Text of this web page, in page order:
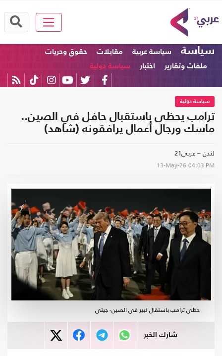
سياسة سياسة عربية مقابلات
حقوق وحريات
ملفات وتقارير
اختبار سياسة دولية
سياسة دولية
ترامب يحظى باستقبال حافل في الصين..
ماسك ورجال أعمال يرافقونه (شاهد)
لندن – عربي21
13-May-26 04:03 PM
حظي ترامب باستقال كبير في الصين- جيتي
شارك الخبر